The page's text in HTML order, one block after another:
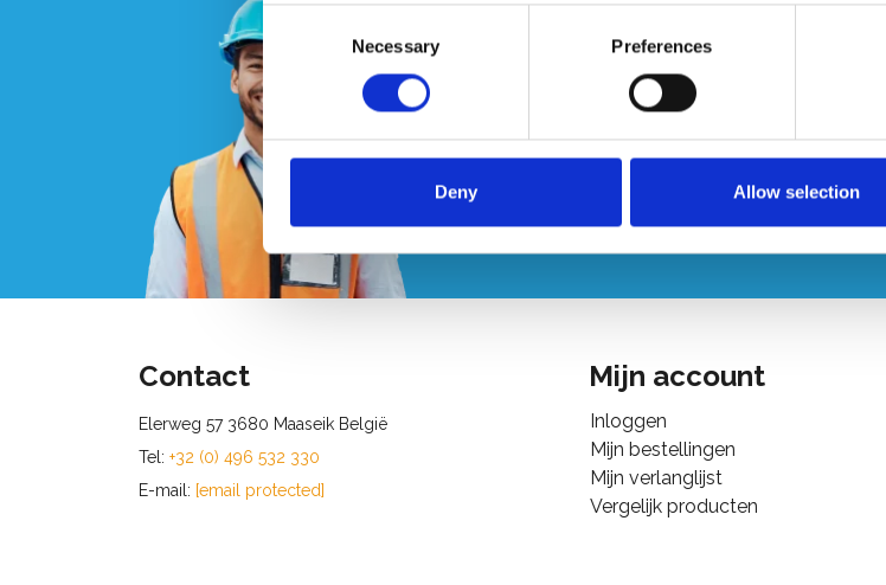
Selection
Necessary Preferences
Deny Allow selection
Wenst u een offerte
maat?
Contact
Elerweg 57 3680 Maaseik België
Tel: +32 (0) 496 532 330
E-mail: [email protected]
Mijn account
Inloggen
Mijn bestellingen
Mijn verlanglijst
Vergelijk producten